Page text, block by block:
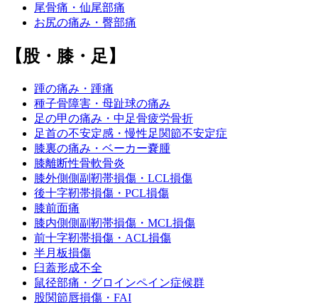
尾骨痛・仙尾部痛
お尻の痛み・臀部痛
【股・膝・足】
踵の痛み・踵痛
種子骨障害・母趾球の痛み
足の甲の痛み・中足骨疲労骨折
足首の不安定感・慢性足関節不安定症
膝裏の痛み・ベーカー嚢腫
膝離断性骨軟骨炎
膝外側側副靭帯損傷・LCL損傷
後十字靭帯損傷・PCL損傷
膝前面痛
膝内側側副靭帯損傷・MCL損傷
前十字靭帯損傷・ACL損傷
半月板損傷
臼蓋形成不全
鼠径部痛・グロインペイン症候群
股関節唇損傷・FAI